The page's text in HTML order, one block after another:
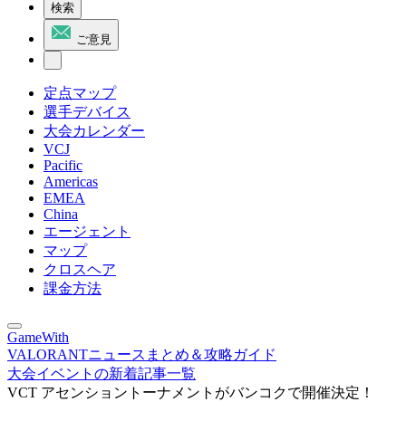
検索
ご意見
定点マップ
選手デバイス
大会カレンダー
VCJ
Pacific
Americas
EMEA
China
エージェント
マップ
クロスヘア
課金方法
GameWith
VALORANTニュースまとめ＆攻略ガイド
大会イベントの新着記事一覧
VCT アセンショントーナメントがバンコクで開催決定！